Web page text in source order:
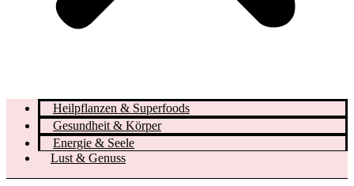
Heilpflanzen & Superfoods
Gesundheit & Körper
Energie & Seele
Lust & Genuss